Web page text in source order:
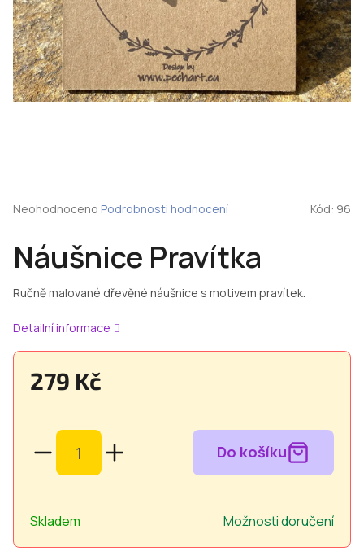
Náušnice Pravítka
Ručně malované dřevěné náušnice s motivem pravítek.
Detailní informace
279 Kč
Skladem Možnosti doručení
Průměrné
je
0,0
z
5
Neohodnoceno Podrobnosti hodnocení Kód: 96